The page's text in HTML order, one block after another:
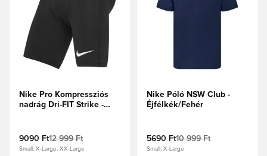
Nike Pro Kompressziós
nadrág Dri-FIT Strike -
9090 Ft12 999 Ft
Small, X-Large, XX-Large
Nike Póló NSW Club -
Éjfélkék/Fehér
5690 Ft10 999 Ft
Small, X-Large